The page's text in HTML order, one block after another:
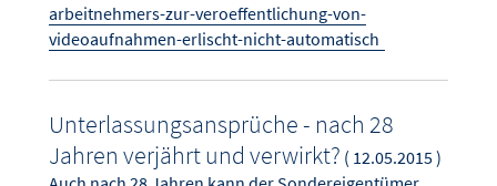
arbeitnehmers-zur-veroeffentlichung-von-
videoaufnahmen-erlischt-nicht-automatisch
Unterlassungsansprüche - nach 28
Jahren verjährt und verwirkt? ( 12.05.2015 )